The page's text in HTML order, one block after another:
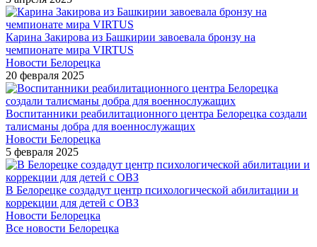
Карина Закирова из Башкирии завоевала бронзу на
чемпионате мира VIRTUS
Новости Белорецка
20 февраля 2025
Воспитанники реабилитационного центра Белорецка создали
талисманы добра для военнослужащих
Новости Белорецка
5 февраля 2025
В Белорецке создадут центр психологической абилитации и
коррекции для детей с ОВЗ
Новости Белорецка
Все новости Белорецка